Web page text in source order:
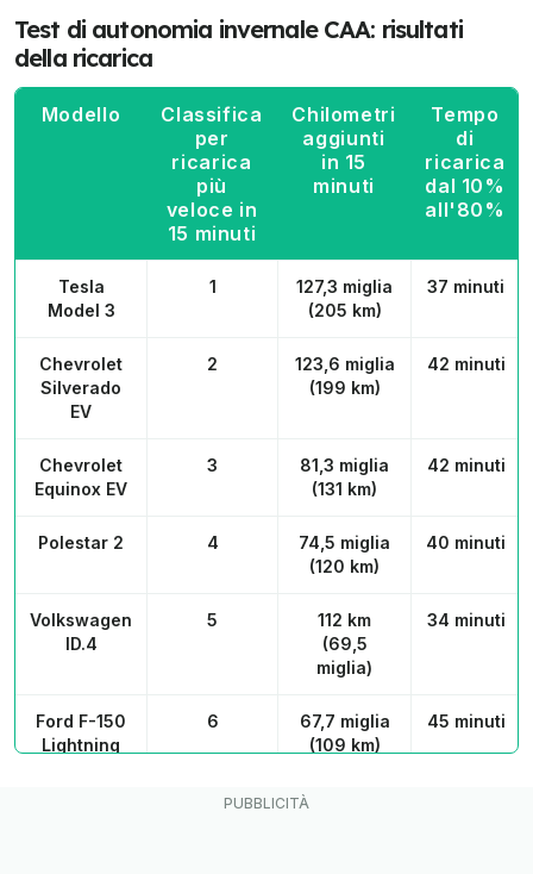
Kia Niro EV 10
285 km
miglia)
252,8 miglia
11
162,8
miglia
(262 km)
254,7 miglia
(410 km)
bZ4X
12
miglia
(255 km)
(406 km)
Recharge
miglia
(248 km)
(409 km)
Test di autonomia invernale CAA: risultati
della ricarica
Modello
Classifica
per
ricarica
più
veloce in
15 minuti
Chilometri
aggiunti
in 15
minuti
Tempo
di
ricarica
dal 10%
all'80%
Tesla
Model 3
1
127,3 miglia
(205 km)
37 minuti
Chevrolet
Silverado
EV
2
123,6 miglia
(199 km)
42 minuti
Chevrolet
Equinox EV
3
81,3 miglia
(131 km)
42 minuti
Polestar 2 4
74,5 miglia
(120 km)
40 minuti
Volkswagen
ID.4
5
112 km
(69,5
miglia)
34 minuti
Ford F-150
Lightning
6
67,7 miglia
(109 km)
45 minuti
65,2 miglia